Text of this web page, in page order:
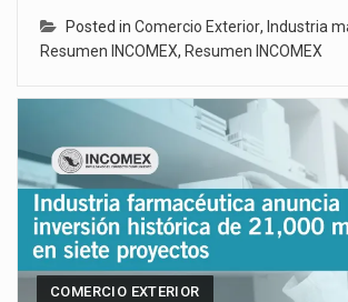
Posted in Comercio Exterior, Industria
Resumen INCOMEX, Resumen INCOMEX
COMERCIO EXTERIOR